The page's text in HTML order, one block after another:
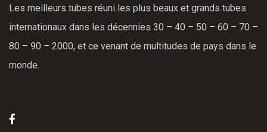
Les meilleurs tubes réuni les plus beaux et grands tubes
internationaux dans les décennies 30 – 40 – 50 – 60 – 70 –
80 – 90 – 2000, et ce venant de multitudes de pays dans le
monde.